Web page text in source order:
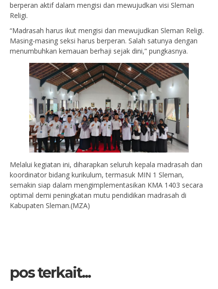
berperan aktif dalam mengisi dan mewujudkan visi Sleman
Religi.
“Madrasah harus ikut mengisi dan mewujudkan Sleman Religi.
Masing-masing seksi harus berperan. Salah satunya dengan
menumbuhkan kemauan berhaji sejak dini,” pungkasnya.
Melalui kegiatan ini, diharapkan seluruh kepala madrasah dan
koordinator bidang kurikulum, termasuk MIN 1 Sleman,
semakin siap dalam mengimplementasikan KMA 1403 secara
optimal demi peningkatan mutu pendidikan madrasah di
Kabupaten Sleman.(MZA)
pos terkait...